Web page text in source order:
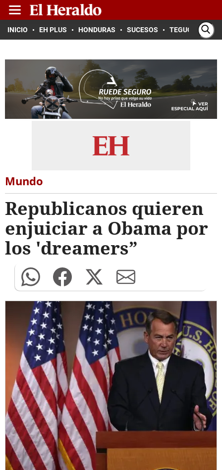
INICIO EH PLUS HONDURAS SUCESOS TEGUCIGALPA
Mundo
Republicanos quieren
enjuiciar a Obama por
los 'dreamers”